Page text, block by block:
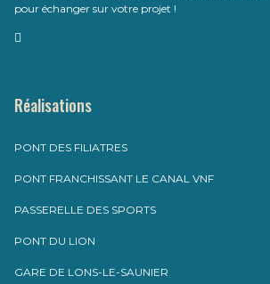
pour échanger sur votre projet !
Réalisations
PONT DES FILIATRES
PONT FRANCHISSANT LE CANAL VNF
PASSERELLE DES SPORTS
PONT DU LION
GARE DE LONS-LE-SAUNIER